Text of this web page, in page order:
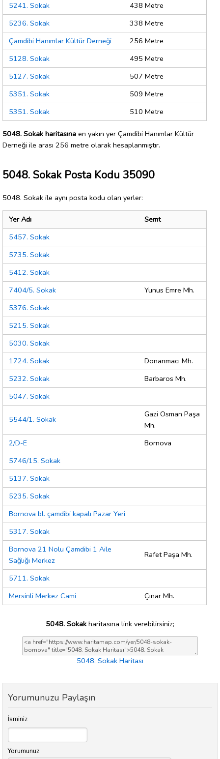
5241. Sokak
438 Metre
5236. Sokak
338 Metre
Çamdibi Hanımlar Kültür Derneği
256 Metre
5128. Sokak
495 Metre
5127. Sokak
507 Metre
5351. Sokak
509 Metre
5351. Sokak
510 Metre
5048. Sokak haritasına en yakın yer Çamdibi Hanımlar Kültür
Derneği ile arası 256 metre olarak hesaplanmıştır.
5048. Sokak Posta Kodu 35090
5048. Sokak ile aynı posta kodu olan yerler:
Yer Adı
Semt
5457. Sokak
5735. Sokak
5412. Sokak
7404/5. Sokak
Yunus Emre Mh.
5376. Sokak
5215. Sokak
5030. Sokak
1724. Sokak
Donanmacı Mh.
5232. Sokak
Barbaros Mh.
5047. Sokak
5544/1. Sokak
Gazi Osman Paşa
Mh.
2/D-E
Bornova
5746/15. Sokak
5137. Sokak
5235. Sokak
Bornova bl. çamdibi kapalı Pazar Yeri
5317. Sokak
Bornova 21 Nolu Çamdibi 1 Aile
Sağlığı Merkez
Rafet Paşa Mh.
5711. Sokak
Mersinli Merkez Cami
Çınar Mh.
5048. Sokak haritasına link verebilirsiniz;
5048. Sokak Haritası
Yorumunuzu Paylaşın
İsminiz
Yorumunuz